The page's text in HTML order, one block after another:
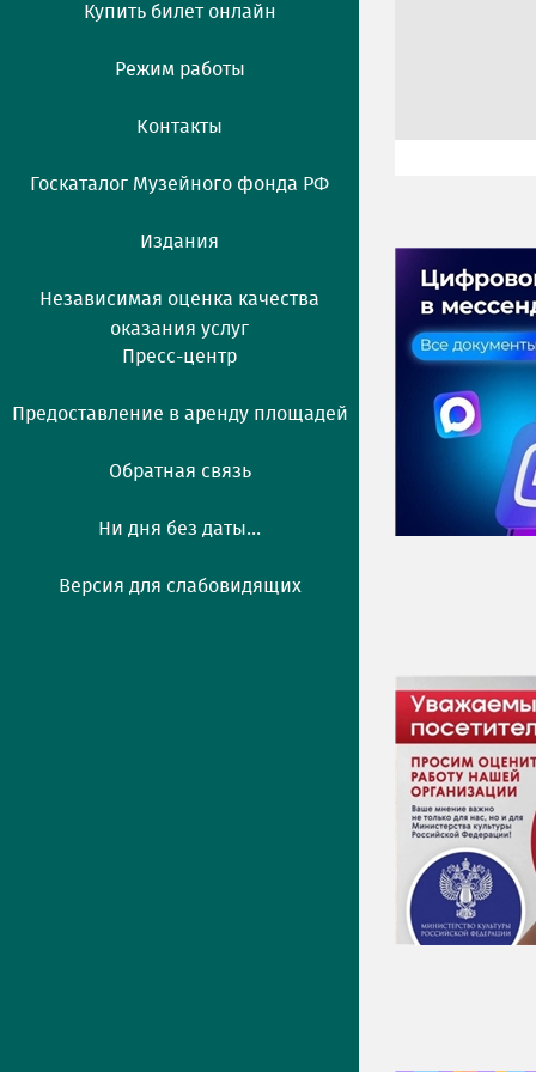
Купить билет онлайн
Режим работы
Контакты
Госкаталог Музейного фонда РФ
Издания
Независимая оценка качества
оказания услуг
Пресс-центр
Предоставление в аренду площадей
Обратная связь
Ни дня без даты...
Версия для слабовидящих